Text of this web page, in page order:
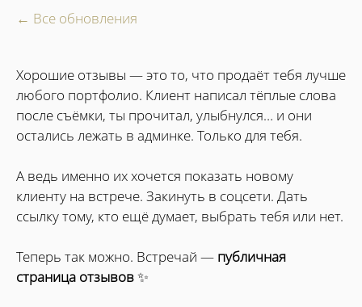
← Все обновления
Хорошие отзывы — это то, что продаёт тебя лучше
любого портфолио. Клиент написал тёплые слова
после съёмки, ты прочитал, улыбнулся… и они
остались лежать в админке. Только для тебя.
А ведь именно их хочется показать новому
клиенту на встрече. Закинуть в соцсети. Дать
ссылку тому, кто ещё думает, выбрать тебя или нет.
Теперь так можно. Встречай — публичная
страница отзывов✨